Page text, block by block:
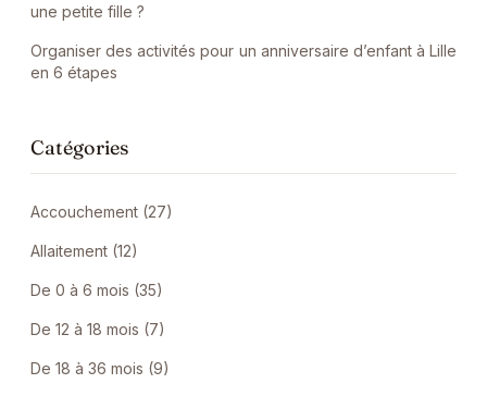
une petite fille ?
Organiser des activités pour un anniversaire d’enfant à Lille
en 6 étapes
Catégories
Accouchement (27)
Allaitement (12)
De 0 à 6 mois (35)
De 12 à 18 mois (7)
De 18 à 36 mois (9)